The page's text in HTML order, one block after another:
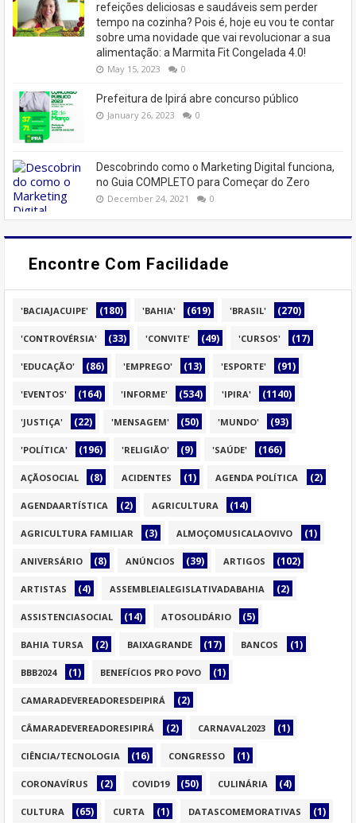
refeições deliciosas e saudáveis ​​sem perder
tempo na cozinha? Pois é, hoje eu vou te contar
sobre uma novidade que vai revolucionar a sua
alimentação: a Marmita Fit Congelada 4.0!
May 15, 2023 0
Prefeitura de Ipirá abre concurso público
January 26, 2023 0
Descobrindo como o Marketing Digital funciona,
no Guia COMPLETO para Começar do Zero
December 24, 2021 0
Encontre Com Facilidade
'BACIAJACUIPE' (180) 'BAHIA' (619) 'BRASIL' (270)
'CONTROVÉRSIA' (33) 'CONVITE' (49) 'CURSOS' (17)
'EDUCAÇÃO' (86) 'EMPREGO' (13) 'ESPORTE' (91)
'EVENTOS' (164) 'INFORME' (534) 'IPIRA' (1140)
'JUSTIÇA' (22) 'MENSAGEM' (50) 'MUNDO' (93)
'POLÍTICA' (196) 'RELIGIÃO' (9) 'SAÚDE' (166)
AÇÃOSOCIAL (8) ACIDENTES (1) AGENDA POLÍTICA (2)
AGENDAARTÍSTICA (2) AGRICULTURA (14)
AGRICULTURA FAMILIAR (3) ALMOÇOMUSICALAOVIVO (1)
ANIVERSÁRIO (8) ANÚNCIOS (39) ARTIGOS (102)
ARTISTAS (4) ASSEMBLEIALEGISLATIVADABAHIA (2)
ASSISTENCIASOCIAL (14) ATOSOLIDÁRIO (5)
BAHIA TURSA (2) BAIXAGRANDE (17) BANCOS (1)
BBB2024 (1) BENEFÍCIOS PRO POVO (1)
CAMARADEVEREADORESDEIPIRÁ (2)
CÂMARADEVEREADORESIPIRÁ (2) CARNAVAL2023 (1)
CIÊNCIA/TECNOLOGIA (16) CONGRESSO (1)
CORONAVÍRUS (2) COVID19 (50) CULINÁRIA (4)
CULTURA (65) CURTA (1) DATASCOMEMORATIVAS (1)